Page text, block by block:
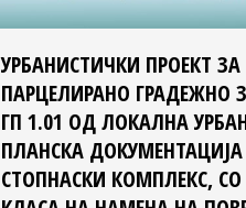
УРБАНИСТИЧКИ ПРОЕКТ ЗА
ПАРЦЕЛИРАНО ГРАДЕЖНО
ГП 1.01 ОД ЛОКАЛНА
ПЛАНСКА
СТОПНАСКИ КОМПЛЕКС,